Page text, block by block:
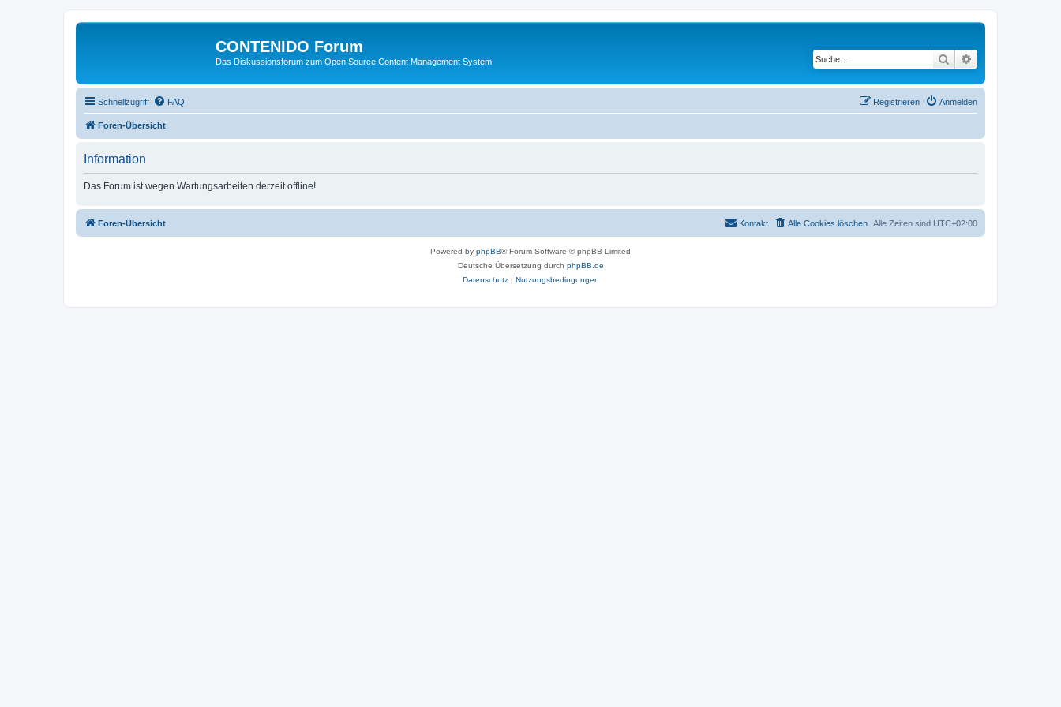
CONTENIDO Forum
Das Diskussionsforum zum Open Source Content Management System Suche
Schnellzugriff FAQ Anmelden
Registrieren
Foren-Übersicht
Information
Das Forum ist wegen Wartungsarbeiten derzeit offline!
Foren-Übersicht Alle Zeiten sind UTC+02:00
Alle Cookies löschen
Kontakt
Powered by phpBB® Forum Software © phpBB Limited
Deutsche Übersetzung durch phpBB.de
Datenschutz| Nutzungsbedingungen